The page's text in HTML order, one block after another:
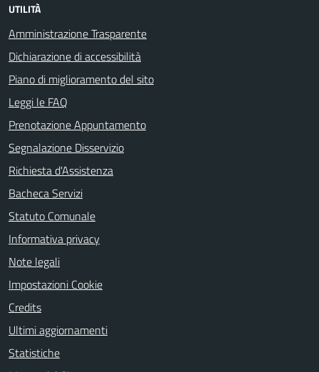
UTILITÀ
Amministrazione Trasparente
Dichiarazione di accessibilità
Piano di miglioramento del sito
Leggi le FAQ
Prenotazione Appuntamento
Segnalazione Disservizio
Richiesta d'Assistenza
Bacheca Servizi
Statuto Comunale
Informativa privacy
Note legali
Impostazioni Cookie
Credits
Ultimi aggiornamenti
Statistiche